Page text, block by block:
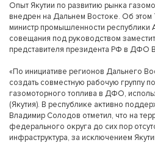
Опыт Якутии по развитию рынка
внедрен на Дальнем Востоке. Об
министр промышленности республики
совещания под руководством
представителя президента РФ в ДФО
«По инициативе регионов Дальнего
создать совместную рабочую группу
газомоторного топлива в ДФО,
(Якутия). В республике активно
Владимир Солодов отметил, что на
федерального округа до сих пор
инфраструктура, за исключением